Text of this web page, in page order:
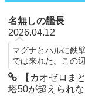
名無しの艦長
2026.04.12
マグナとハルに鉄
では来れた。この
【カオゼロま
塔50が超えられ